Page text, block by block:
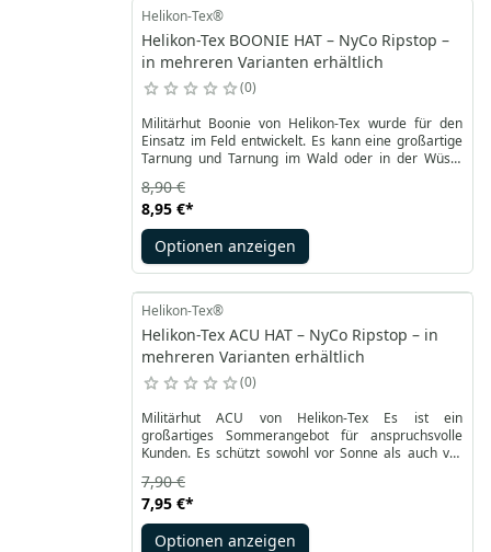
Helikon-Tex®
Helikon-Tex BOONIE HAT – NyCo Ripstop –
in mehreren Varianten erhältlich
0
Militärhut Boonie von Helikon-Tex wurde für den
Einsatz im Feld entwickelt. Es kann eine großartige
Tarnung und Tarnung im Wald oder in der Wüste
anderen Faktoren, die den Betrieb stören könnten.
Auf der Rückseite hat die Mütze die Möglichkeit,
einen zusätzlichen Bezug mit Druckknöpfen
anzubringen.
8,95 €*
8,90 €
Optionen anzeigen
Helikon-Tex®
Helikon-Tex ACU HAT – NyCo Ripstop – in
mehreren Varianten erhältlich
0
Militärhut ACU von Helikon-Tex Es ist ein
großartiges Sommerangebot für anspruchsvolle
Kunden. Es schützt sowohl vor Sonne als auch vor
hergestellt, der aus einer Kombination von Nylon
und Baumwolle besteht - NyCo RipStop. Das
Material sorgt für Langlebigkeit und gute
Leistungseigenschaften.
7,95 €*
7,90 €
Optionen anzeigen